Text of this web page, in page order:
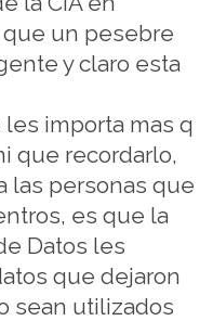
que un pesebre
y claro esta
importa mas q
que recordarlo,
las personas que
es que la
Datos les
que dejaron
sean utilizados